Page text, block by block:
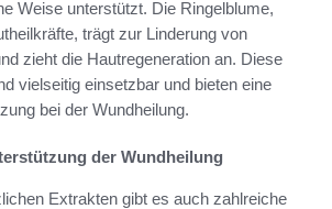
Weise unterstützt. Die Ringelblume,
trägt zur Linderung von
zieht die Hautregeneration an. Diese
vielseitig einsetzbar und bieten eine
bei der Wundheilung.
der Wundheilung
Extrakten gibt es auch zahlreiche